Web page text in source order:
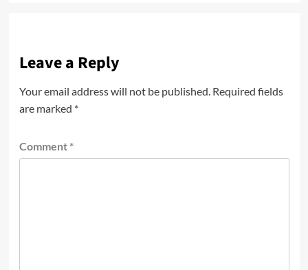
Leave a Reply
Your email address will not be published. Required fields
are marked *
Comment *